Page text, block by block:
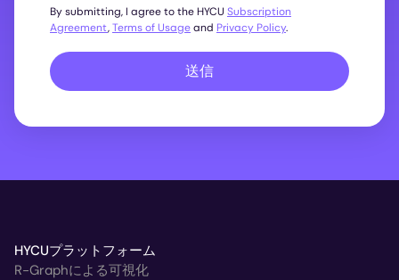
By submitting, I agree to the HYCU Subscription
Agreement,Terms of Usageand Privacy Policy.
送信
HYCUプラットフォーム
R-Graphによる可視化